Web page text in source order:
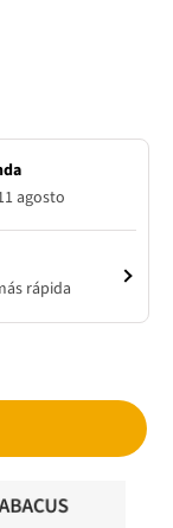
agosto
rápida